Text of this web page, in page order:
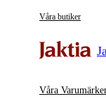
Våra butiker
Våra